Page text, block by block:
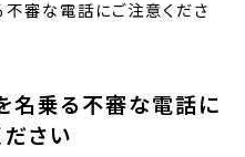
審な電話にご注意くださ
名乗る不審な電話に
ださい